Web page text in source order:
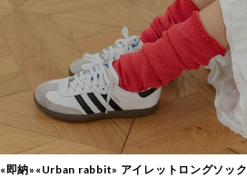
«即納»«Urban rabbit» アイレットロングソック